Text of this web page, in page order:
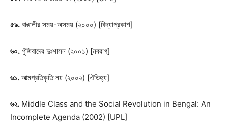
৫৯. বাঙালীর সময়-অসময় (২০০০) [বিদ্যাপ্রকাশ]
৬০. পুঁজিবাদের দুঃশাসন (২০০১) [নবরাগ]
৬১. আত্মপ্রতিকৃতি নয় (২০০২) [ঐতিহ্য]
৬২. Middle Class and the Social Revolution in Bengal: An
Incomplete Agenda (2002) [UPL]